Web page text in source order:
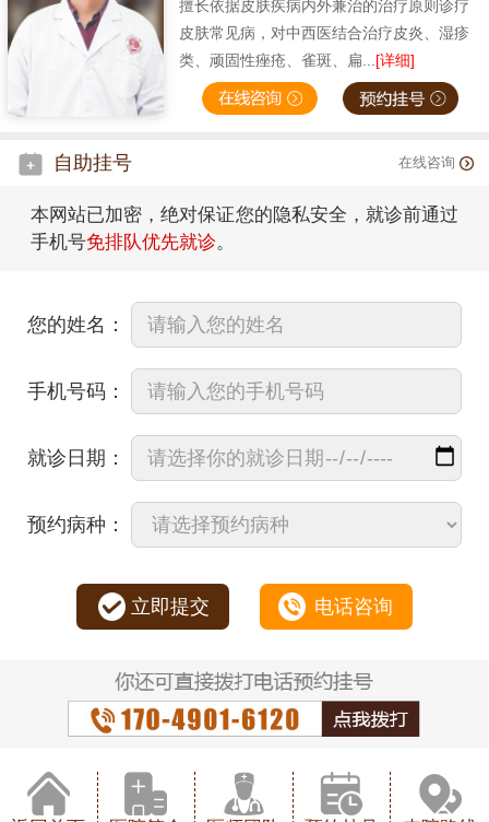
擅长依据皮肤疾病内外兼治的治疗原则诊疗
皮肤常见病，对中西医结合治疗皮炎、湿疹
类、顽固性痤疮、雀斑、扁...[详细]
自助挂号 在线咨询
本网站已加密，绝对保证您的隐私安全，就诊前通过
手机号免排队优先就诊。
您的姓名：
手机号码：
就诊日期：
预约病种：
立即提交 电话咨询